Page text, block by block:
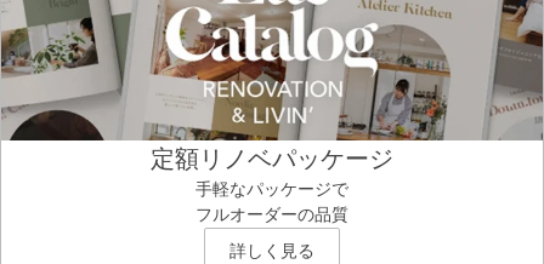
定額リノベパッケージ
手軽なパッケージで
フルオーダーの品質
詳しく見る